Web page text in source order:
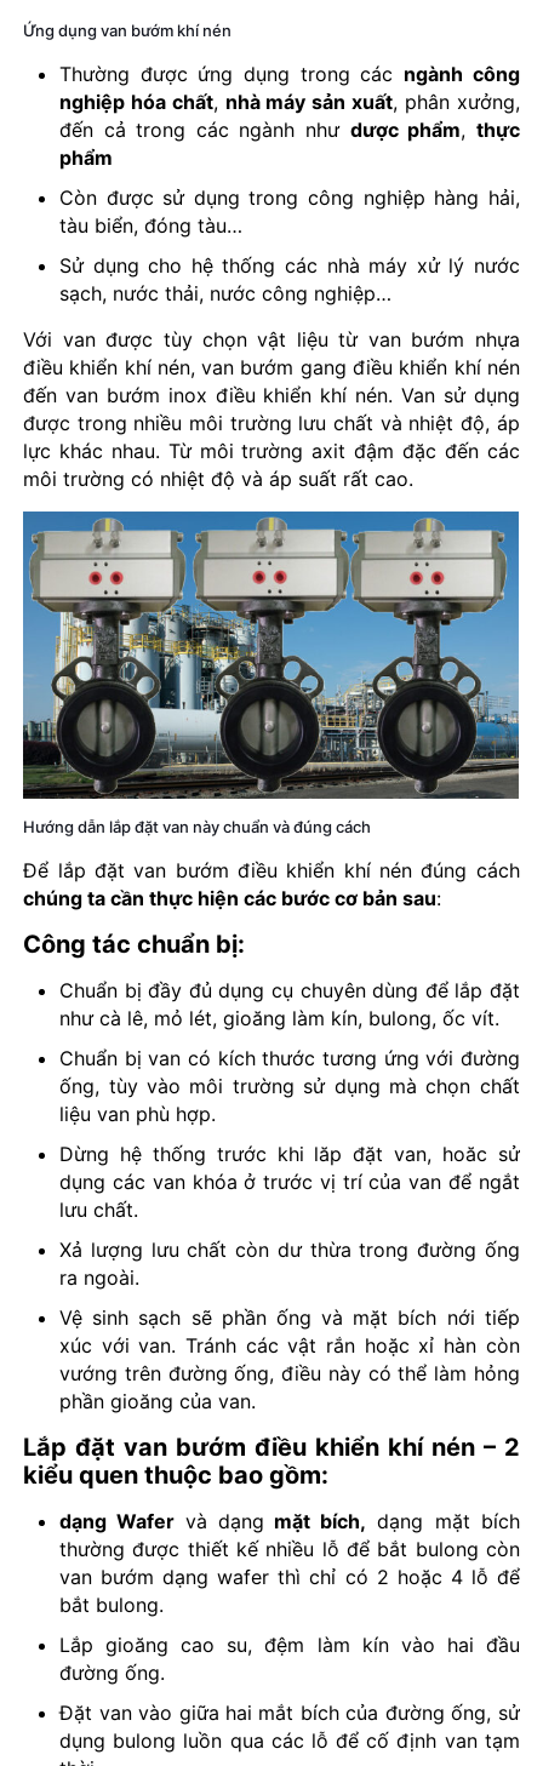
Ứng dụng van bướm khí nén
Thường được ứng dụng trong các ngành công
nghiệp hóa chất, nhà máy sản xuất, phân xưởng,
đến cả trong các ngành như dược phẩm, thực
phẩm
Còn được sử dụng trong công nghiệp hàng hải,
tàu biển, đóng tàu…
Sử dụng cho hệ thống các nhà máy xử lý nước
sạch, nước thải, nước công nghiệp…
Với van được tùy chọn vật liệu từ van bướm nhựa
điều khiển khí nén, van bướm gang điều khiển khí nén
đến van bướm inox điều khiển khí nén. Van sử dụng
được trong nhiều môi trường lưu chất và nhiệt độ, áp
lực khác nhau. Từ môi trường axit đậm đặc đến các
môi trường có nhiệt độ và áp suất rất cao.
Hướng dẫn lắp đặt van này chuẩn và đúng cách
Để lắp đặt van bướm điều khiển khí nén đúng cách
chúng ta cần thực hiện các bước cơ bản sau:
Công tác chuẩn bị:
Chuẩn bị đầy đủ dụng cụ chuyên dùng để lắp đặt
như cà lê, mỏ lét, gioăng làm kín, bulong, ốc vít.
Chuẩn bị van có kích thước tương ứng với đường
ống, tùy vào môi trường sử dụng mà chọn chất
liệu van phù hợp.
Dừng hệ thống trước khi lăp đặt van, hoăc sử
dụng các van khóa ở trước vị trí của van để ngắt
lưu chất.
Xả lượng lưu chất còn dư thừa trong đường ống
ra ngoài.
Vệ sinh sạch sẽ phần ống và mặt bích nới tiếp
xúc với van. Tránh các vật rắn hoặc xỉ hàn còn
vướng trên đường ống, điều này có thể làm hỏng
phần gioăng của van.
Lắp đặt van bướm điều khiển khí nén – 2
kiểu quen thuộc bao gồm:
dạng Wafer và dạng mặt bích, dạng mặt bích
thường được thiết kế nhiều lỗ để bắt bulong còn
van bướm dạng wafer thì chỉ có 2 hoặc 4 lỗ để
bắt bulong.
Lắp gioăng cao su, đệm làm kín vào hai đầu
đường ống.
Đặt van vào giữa hai mắt bích của đường ống, sử
dụng bulong luồn qua các lỗ để cố định van tạm